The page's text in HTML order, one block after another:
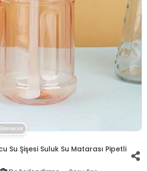
Su Şişesi Suluk Su Matarası Pipetli